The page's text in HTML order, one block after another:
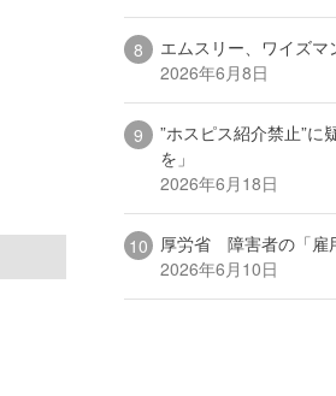
エムスリー、ワイズ
2026年6月8日
”ホスピス紹介禁止”に
を」
2026年6月18日
厚労省 障害者の「雇
2026年6月10日